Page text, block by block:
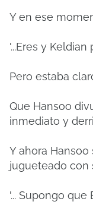
Y en ese
'...Eres y
Pero estaba
Que Hansoo
inmediato y
Y ahora
jugueteado con
'... Supongo que